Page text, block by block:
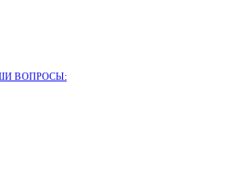
ВОПРОСЫ: